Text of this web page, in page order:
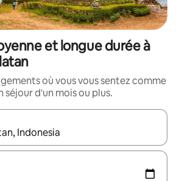
et longue durée à
où vous vous sentez comme
séjour d'un mois ou plus.
s'affichent, utilisez les flèches vers le